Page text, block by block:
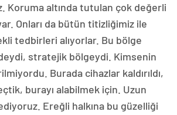
Koruma altında tutulan çok değerli
Onları da bütün titizliğimiz ile
tedbirleri alıyorlar. Bu bölge
stratejik bölgeydi. Kimsenin
Burada cihazlar kaldırıldı,
burayı alabilmek için. Uzun
Ereğli halkına bu güzelliği